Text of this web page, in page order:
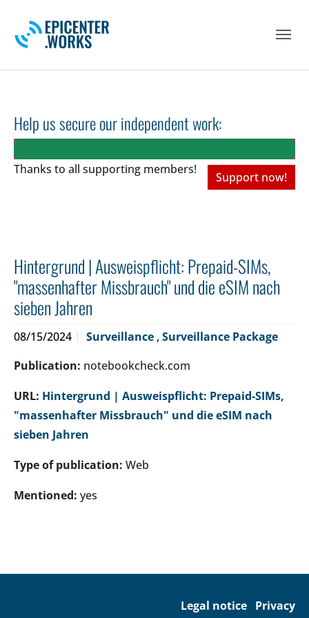
Help us secure our independent work:
Thanks to all supporting members!
Support now!
Hintergrund | Ausweispflicht: Prepaid-SIMs,
"massenhafter Missbrauch" und die eSIM nach
sieben Jahren
08/15/2024 Surveillance , Surveillance Package
Publication: notebookcheck.com
URL: Hintergrund | Ausweispflicht: Prepaid-SIMs,
"massenhafter Missbrauch" und die eSIM nach
sieben Jahren
Type of publication: Web
Mentioned: yes
Legal notice Privacy